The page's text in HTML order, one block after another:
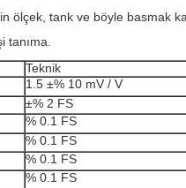
ölçek, tank ve böyle basmak
tanıma.
Teknik
1.5 ±% 10 mV / V
±% 2 FS
% 0.1 FS
% 0.1 FS
% 0.1 FS
% 0.1 FS